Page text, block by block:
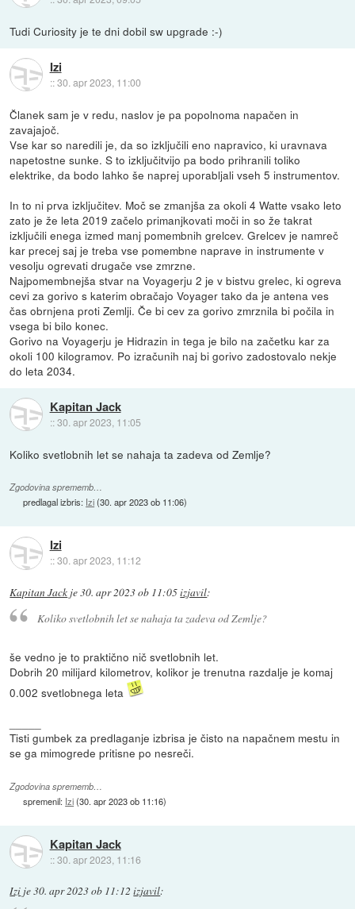
Tudi Curiosity je te dni dobil sw upgrade :-)
Izi
::30. apr 2023, 11:00
Članek sam je v redu, naslov je pa popolnoma napačen in
zavajajoč.
Vse kar so naredili je, da so izključili eno napravico, ki uravnava
napetostne sunke. S to izključitvijo pa bodo prihranili toliko
elektrike, da bodo lahko še naprej uporabljali vseh 5 instrumentov.
In to ni prva izključitev. Moč se zmanjša za okoli 4 Watte vsako leto
zato je že leta 2019 začelo primanjkovati moči in so že takrat
izključili enega izmed manj pomembnih grelcev. Grelcev je namreč
kar precej saj je treba vse pomembne naprave in instrumente v
vesolju ogrevati drugače vse zmrzne.
Najpomembnejša stvar na Voyagerju 2 je v bistvu grelec, ki ogreva
cevi za gorivo s katerim obračajo Voyager tako da je antena ves
čas obrnjena proti Zemlji. Če bi cev za gorivo zmrznila bi počila in
vsega bi bilo konec.
Gorivo na Voyagerju je Hidrazin in tega je bilo na začetku kar za
okoli 100 kilogramov. Po izračunih naj bi gorivo zadostovalo nekje
do leta 2034.
Kapitan Jack
::30. apr 2023, 11:05
Koliko svetlobnih let se nahaja ta zadeva od Zemlje?
Zgodovina sprememb…
predlagal izbris: Izi(30. apr 2023 ob 11:06)
Izi
::30. apr 2023, 11:12
Kapitan Jack je30. apr 2023 ob 11:05izjavil:
Koliko svetlobnih let se nahaja ta zadeva od Zemlje?
še vedno je to praktično nič svetlobnih let.
Dobrih 20 milijard kilometrov, kolikor je trenutna razdalje je komaj
0.002 svetlobnega leta
Tisti gumbek za predlaganje izbrisa je čisto na napačnem mestu in
se ga mimogrede pritisne po nesreči.
Zgodovina sprememb…
spremenil: Izi(30. apr 2023 ob 11:16)
Kapitan Jack
::30. apr 2023, 11:16
Izi je30. apr 2023 ob 11:12 izjavil: